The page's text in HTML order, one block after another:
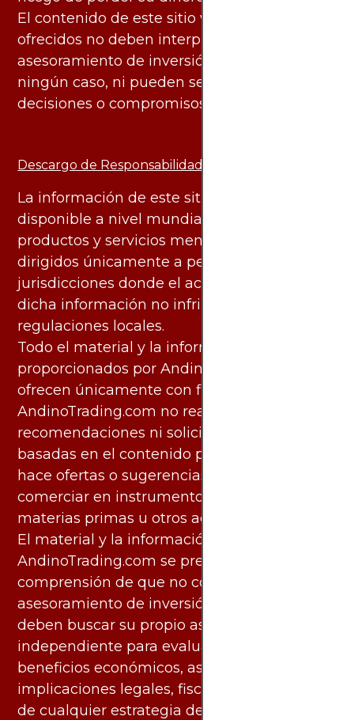
El contenido de este sitio web y los servicios
ofrecidos no deben interpretarse como
asesoramiento de inversión ni financiero en
ningún caso, ni pueden servir de base para
decisiones o compromisos de ningún tipo.
Descargo de Responsabilidad:
La información de este sitio web está
disponible a nivel mundial. Sin embargo, los
productos y servicios mencionados están
dirigidos únicamente a personas en
jurisdicciones donde el acceso y uso de
dicha información no infringe leyes o
regulaciones locales.
Todo el material y la información
proporcionados por AndinoTrading.com se
ofrecen únicamente con fines informativos.
AndinoTrading.com no realiza
recomendaciones ni solicita acciones
basadas en el contenido proporcionado, ni
hace ofertas o sugerencias para invertir o
comerciar en instrumentos financieros,
materias primas u otros activos.
El material y la información disponibles en
AndinoTrading.com se presentan con la
comprensión de que no constituyen
asesoramiento de inversión. Los usuarios
deben buscar su propio asesoramiento
independiente para evaluar los riesgos y
beneficios económicos, así como las
implicaciones legales, fiscales y contables
de cualquier estrategia de inversión,